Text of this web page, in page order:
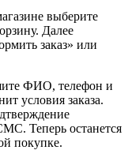
выберите
Далее
заказ» или
ФИО, телефон и
условия заказа.
Теперь останется
покупке.